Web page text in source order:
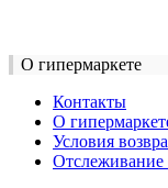
О гипермаркете
Контакты
О
Условия
Отслеживание